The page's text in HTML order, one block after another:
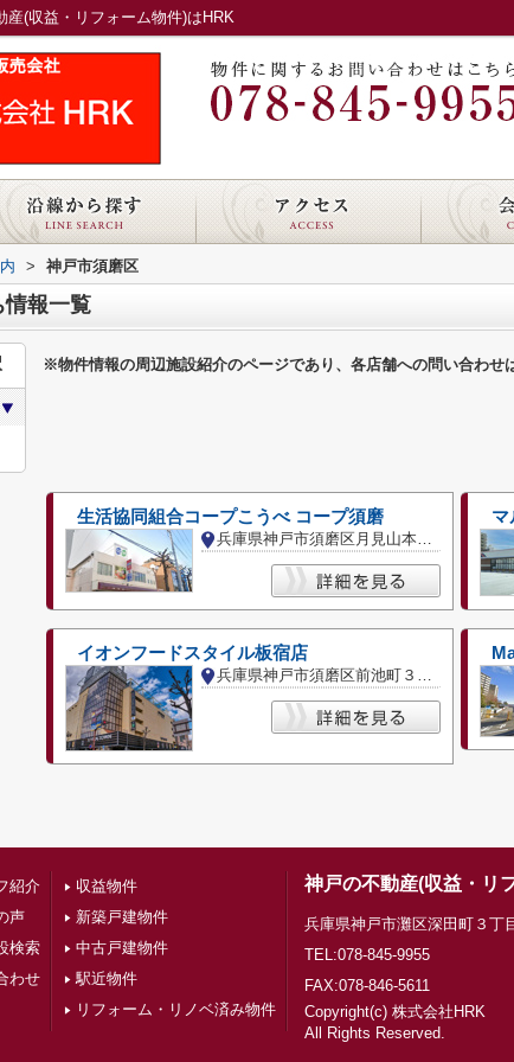
(収益・リフォーム物件)はHRK
> 神戸市須磨区
情報一覧
※物件情報の周辺施設紹介のページであり、各店舗への問い合わせ
生活協同組合コープこうべ コープ須磨
兵庫県神戸市須磨区月見山本町１丁目
マ
イオンフードスタイル板宿店
兵庫県神戸市須磨区前池町３丁目
紹介
声
検索
わせ
収益物件
新築戸建物件
中古戸建物件
駅近物件
リフォーム・リノベ済み物件
神戸の不動産(収益・リ
兵庫県神戸市灘区深田町３丁
TEL:078-845-9955
FAX:078-846-5611
Copyright(c) 株式会社HRK
All Rights Reserved.